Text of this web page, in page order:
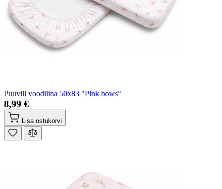
Puuvill voodilina 50x83 "Pink bows"
8,99 €
Lisa ostukorvi